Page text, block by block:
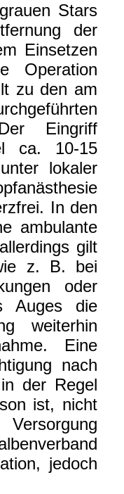
Stars
der
Einsetzen
Operation
zu den am
Eingriff
ca. 10-15
lokaler
In den
ambulante
gilt
z. B. bei
oder
Auges die
weiterhin
Eine
nach
der Regel
ist, nicht
jedoch